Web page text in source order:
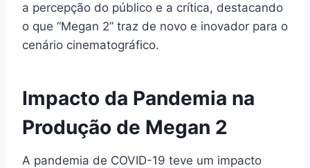
a percepção do público e a crítica, destacando
o que “Megan 2” traz de novo e inovador para o
cenário cinematográfico.
Impacto da Pandemia na
Produção de Megan 2
A pandemia de COVID-19 teve um impacto